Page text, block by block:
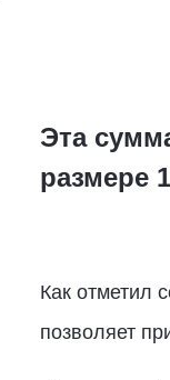
Эта
размере
Как отметил
позволяет